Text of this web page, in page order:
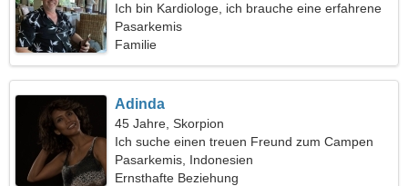
Ich bin Kardiologe, ich brauche eine erfahrene
Frau
Pasarkemis
Familie
Adinda
45 Jahre, Skorpion
Ich suche einen treuen Freund zum Campen
Pasarkemis, Indonesien
Ernsthafte Beziehung